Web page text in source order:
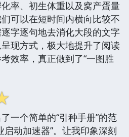
率、初生体重以及窝产蛋量
可以在短时间内横向比较不
字逐句地去消化大段的文字
现方式，极大地提升了阅读
效率，真正做到了“一图胜
一个简单的“引种手册”的范
启动加速器”。让我印象深刻